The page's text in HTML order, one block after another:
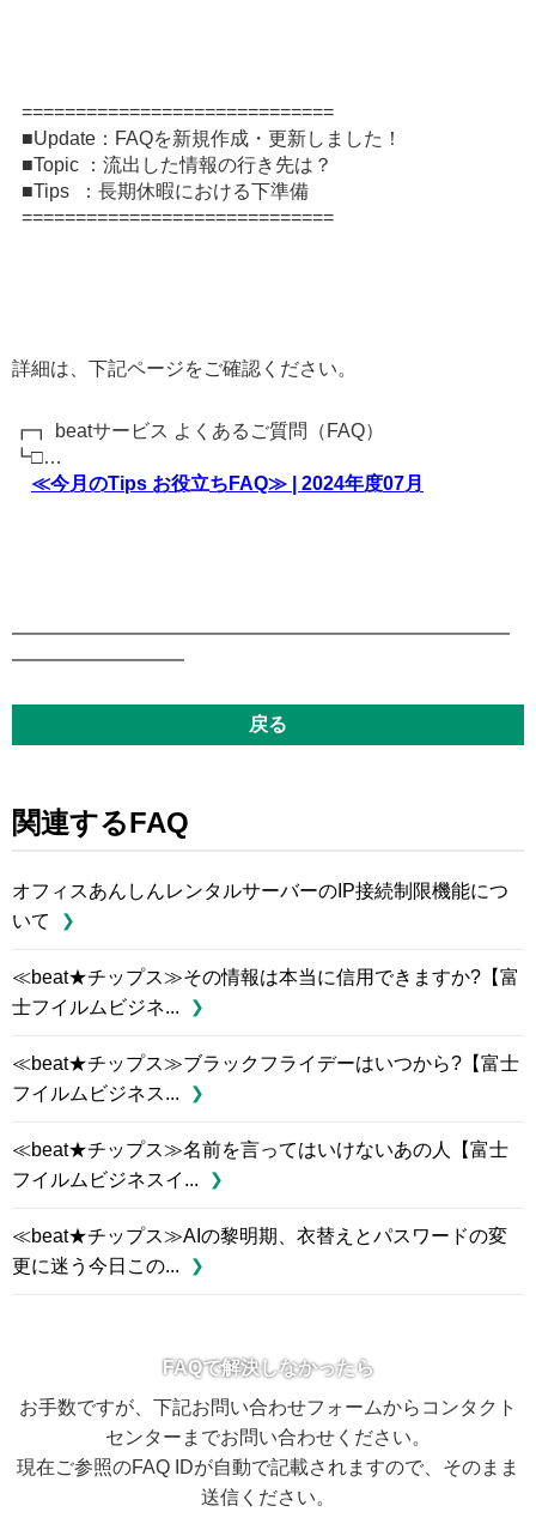
=============================
■Update：FAQを新規作成・更新しました！
■Topic ：流出した情報の行き先は？
■Tips ：長期休暇における下準備
=============================
詳細は、下記ページをご確認ください。
┏┓ beatサービス よくあるご質問（FAQ）
┗□…
≪今月のTips お役立ちFAQ≫ | 2024年度07月
━━━━━━━━━━━━━━━━━━━━━━━━━━
━━━━━━━━━
戻る
関連するFAQ
オフィスあんしんレンタルサーバーのIP接続制限機能につ
いて
≪beat★チップス≫その情報は本当に信用できますか?【富
士フイルムビジネ...
≪beat★チップス≫ブラックフライデーはいつから?【富士
フイルムビジネス...
≪beat★チップス≫名前を言ってはいけないあの人【富士
フイルムビジネスイ...
≪beat★チップス≫AIの黎明期、衣替えとパスワードの変
更に迷う今日この...
FAQで解決しなかったら
お手数ですが、下記お問い合わせフォームからコンタクト
センターまでお問い合わせください。
現在ご参照のFAQ IDが自動で記載されますので、そのまま
送信ください。